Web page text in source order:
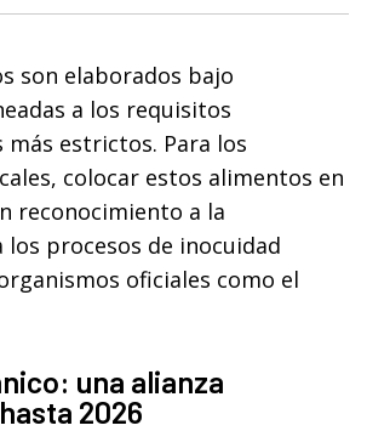
son elaborados bajo
a los requisitos
más estrictos. Para los
colocar estos alimentos en
reconocimiento a la
los procesos de inocuidad
oficiales como el
una alianza
2026